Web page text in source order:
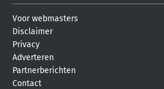
Voor webmasters
Disclaimer
Privacy
Adverteren
Partnerberichten
Contact